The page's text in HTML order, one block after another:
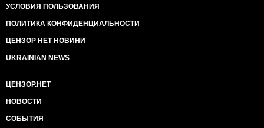
УСЛОВИЯ ПОЛЬЗОВАНИЯ
ПОЛИТИКА КОНФИДЕНЦИАЛЬНОСТИ
ЦЕНЗОР НЕТ НОВИНИ
UKRAINIAN NEWS
ЦЕНЗОР.НЕТ
НОВОСТИ
СОБЫТИЯ